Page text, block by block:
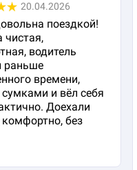
20.04.2026
поездкой!
водитель
раньше
времени,
и вёл себя
Доехали
без